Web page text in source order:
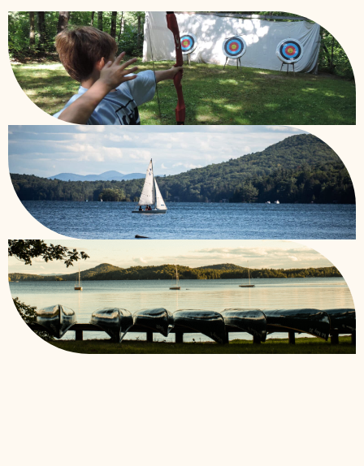
Songadeewin
Keewaydin Temagami
Keewaydin Environmental
Education Center (KEEC)